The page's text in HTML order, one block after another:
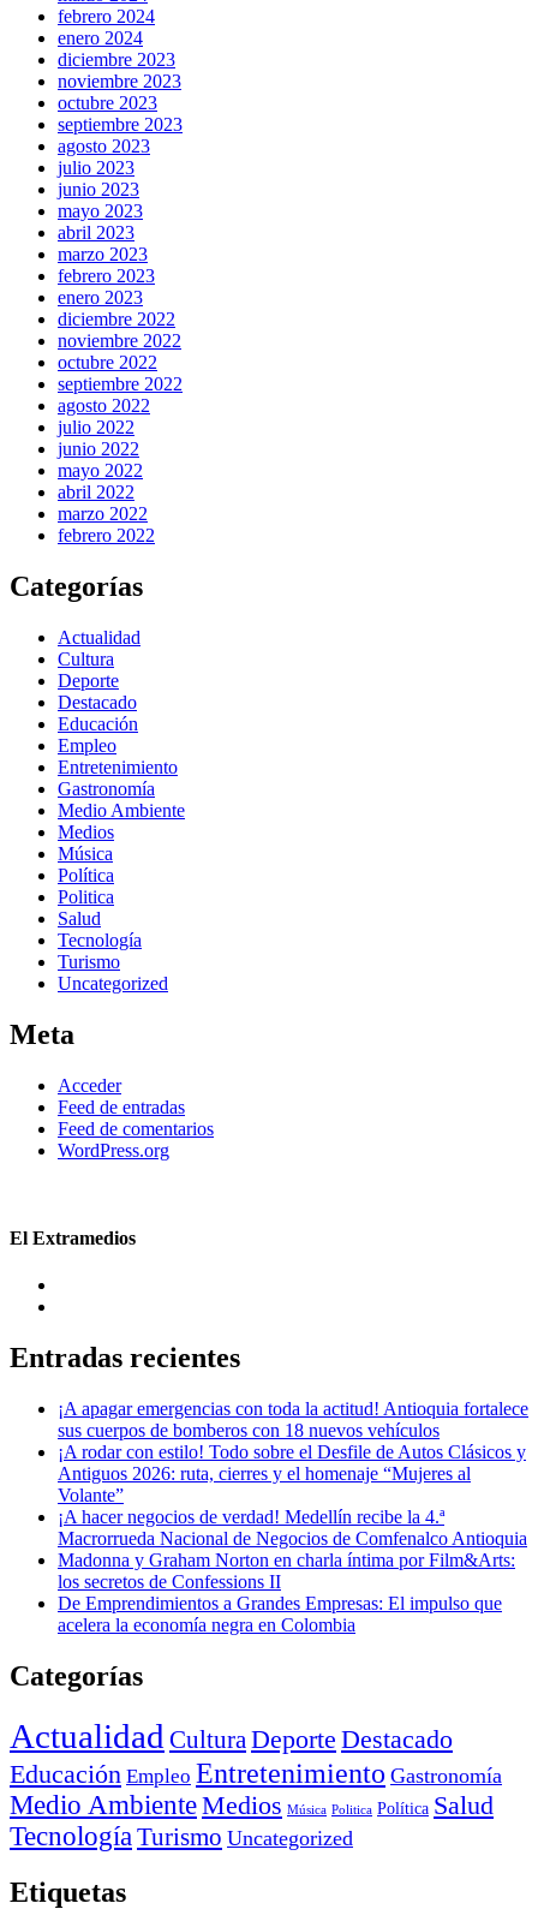
febrero 2024
enero 2024
diciembre 2023
noviembre 2023
octubre 2023
septiembre 2023
agosto 2023
julio 2023
junio 2023
mayo 2023
abril 2023
marzo 2023
febrero 2023
enero 2023
diciembre 2022
noviembre 2022
octubre 2022
septiembre 2022
agosto 2022
julio 2022
junio 2022
mayo 2022
abril 2022
marzo 2022
febrero 2022
Categorías
Actualidad
Cultura
Deporte
Destacado
Educación
Empleo
Entretenimiento
Gastronomía
Medio Ambiente
Medios
Música
Política
Politica
Salud
Tecnología
Turismo
Uncategorized
Meta
Acceder
Feed de entradas
Feed de comentarios
WordPress.org
El Extramedios
Entradas recientes
¡A apagar emergencias con toda la actitud! Antioquia fortalece
sus cuerpos de bomberos con 18 nuevos vehículos
¡A rodar con estilo! Todo sobre el Desfile de Autos Clásicos y
Antiguos 2026: ruta, cierres y el homenaje “Mujeres al
Volante”
¡A hacer negocios de verdad! Medellín recibe la 4.ª
Macrorrueda Nacional de Negocios de Comfenalco Antioquia
Madonna y Graham Norton en charla íntima por Film&Arts:
los secretos de Confessions II
De Emprendimientos a Grandes Empresas: El impulso que
acelera la economía negra en Colombia
Categorías
Actualidad Cultura Deporte Destacado
Educación Empleo Entretenimiento Gastronomía
Medio AmbienteMedios Música Politica Política Salud
Tecnología Turismo Uncategorized
Etiquetas